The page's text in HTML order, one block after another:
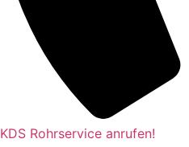
KDS Rohrservice anrufen!